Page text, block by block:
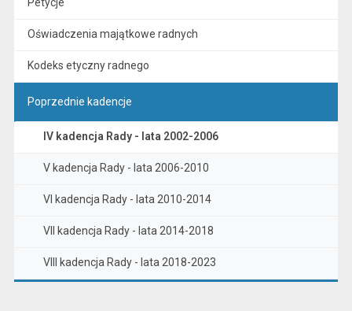
Oświadczenia majątkowe radnych
Kodeks etyczny radnego
Poprzednie kadencje
IV kadencja Rady - lata 2002-2006
V kadencja Rady - lata 2006-2010
VI kadencja Rady - lata 2010-2014
VII kadencja Rady - lata 2014-2018
VIII kadencja Rady - lata 2018-2023